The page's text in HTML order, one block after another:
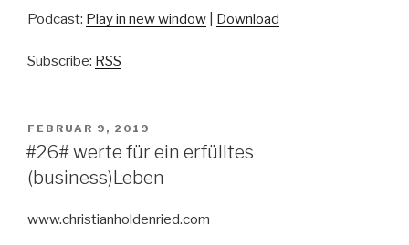
Podcast: Play in new window Download
Subscribe: RSS
VERÖFFENTLICHT
AM
FEBRUAR 9, 2019
#26# werte für ein erfülltes
(business)Leben
www.christianholdenried.com